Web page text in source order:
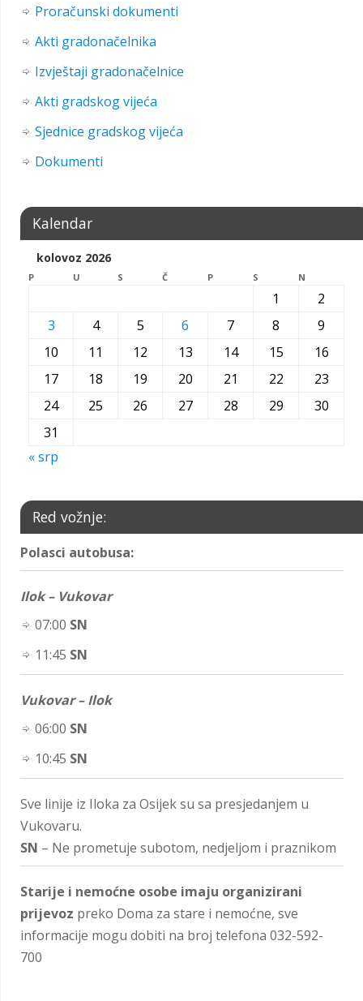
Proračunski dokumenti
Akti gradonačelnika
Izvještaji gradonačelnice
Akti gradskog vijeća
Sjednice gradskog vijeća
Dokumenti
Kalendar
kolovoz 2026
P U S Č P S N
1
2
3
4 5 6 7 8
9
10
11 12 13 14 15
16
17
18 19 20 21 22
23
24
25 26 27 28 29
30
31
« srp
Red vožnje:
Polasci autobusa:
Ilok – Vukovar
07:00 SN
11:45 SN
Vukovar – Ilok
06:00 SN
10:45 SN
Sve linije iz Iloka za Osijek su sa presjedanjem u
Vukovaru.
SN – Ne prometuje subotom, nedjeljom i praznikom
Starije i nemoćne osobe imaju organizirani
prijevoz preko Doma za stare i nemoćne, sve
informacije mogu dobiti na broj telefona 032-592-
700